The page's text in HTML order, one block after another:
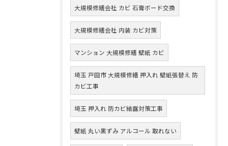
大規模修繕会社 カビ 石膏ボード交換
大規模修繕会社 内装 カビ対策
マンション 大規模修繕 壁紙 カビ
埼玉 戸田市 大規模修繕 押入れ 壁紙張替え 防
カビ工事
埼玉 押入れ 防カビ結露対策工事
壁紙 丸い黒ずみ アルコール 取れない